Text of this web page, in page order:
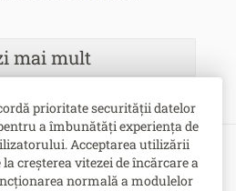
prioritate securității datelor
a îmbunătăți experiența de
Acceptarea utilizării
creșterea vitezei de încărcare a
normală a modulelor
mai mult
Vieru nr. 1,